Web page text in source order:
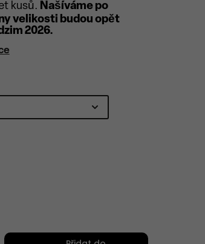
kusů. Našíváme po
velikosti budou opět
2026.